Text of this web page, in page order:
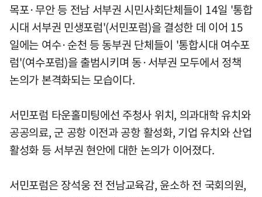
목포·무안 등 전남 서부권 시민사회단체들이 14일 '통합
시대 서부권 민생포럼'(서민포럼)을 결성한 데 이어 15
일에는 여수·순천 등 동부권 단체들이 '통합시대 여수포
럼'(여수포럼)을 출범시키며 동·서부권 모두에서 정책
논의가 본격화되는 모습이다.
서민포럼 타운홀미팅에선 주청사 위치, 의과대학 유치와
공공의료, 군 공항 이전과 공항 활성화, 기업 유치와 산업
활성화 등 서부권 현안에 대한 논의가 이어졌다.
서민포럼은 장석웅 전 전남교육감, 윤소하 전 국회의원,